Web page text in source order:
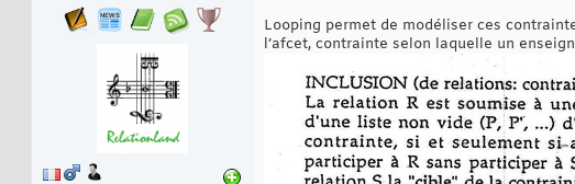
Looping permet de modéliser ces
l’afcet, contrainte selon laquelle un